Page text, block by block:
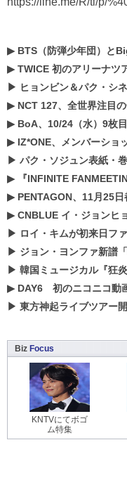
▶ BTS（防弾少年団）と
▶TWICE 初のアリーナツアー完走！「東京ドーム
▶ ヒョンビン＆パク・シネ共演
▶ NCT 127、全世界注目の全米デ
▶ BoA、10/24（水）9枚
▶ IZ*ONE、メンバーショ
▶ パク・ソジュン表紙・巻頭特
▶
『INFINITE FANMEETING 2018 in
▶ PENTAGON、11月25日
▶CNBLUE イ・ジョンヒョンのバ
▶ ロイ・キムが初来日ファンミー
▶ ジョン・ヨンファ新譜「
▶ 韓国ミュージカル『狂炎ソナタ』、憂いあ
▶ DAY6 初のニコニコ動画の放送特番!「DAY6
▶ 東方神起ライブツアー開催
Biz Focus
KNTVにてボゴ
ム特集